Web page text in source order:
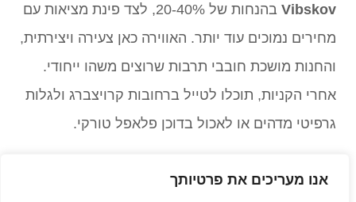
אנו מעריכים את פרטיותך
Vibskov
בהנחות של 20-40%, לצד פינת מציאות עם
מחירים נמוכים עוד יותר. האווירה כאן צעירה ויצירתית,
והחנות מושכת חובבי תרבות שרוצים משהו ייחודי.
אחרי הקניות, תוכלו לטייל ברחובות קרויצברג ולגלות
גרפיטי מדהים או לאכול בדוכן פלאפל טורקי.